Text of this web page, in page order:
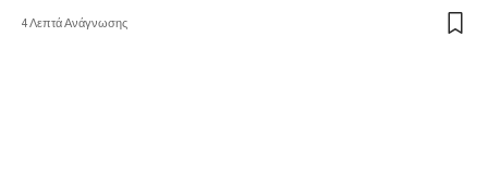
4 Λεπτά Ανάγνωσης